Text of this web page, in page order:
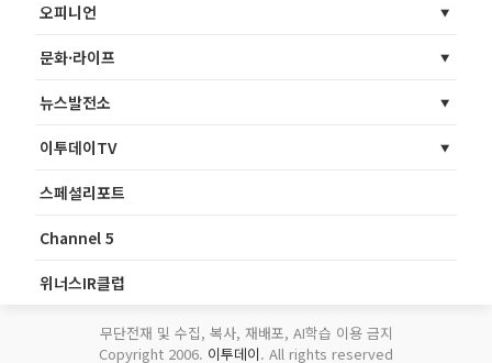
오피니언
문화·라이프
뉴스발전소
이투데이TV
스페셜리포트
Channel 5
위너스IR클럽
무단전재 및 수집, 복사, 재배포, AI학습 이용 금지
Copyright 2006. 이투데이. All rights reserved